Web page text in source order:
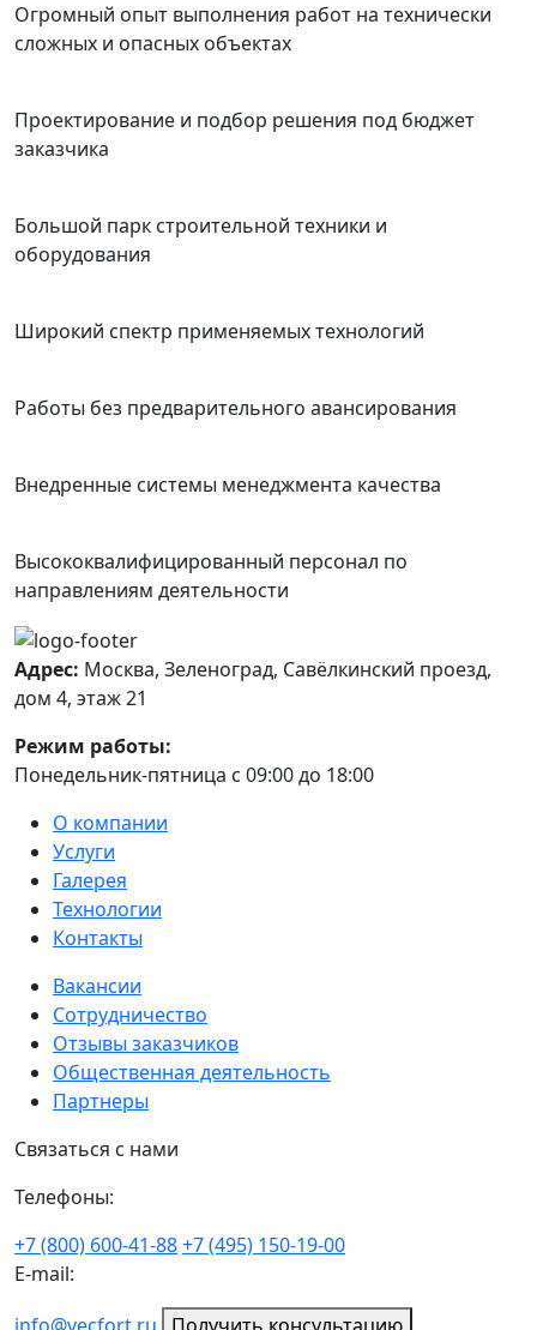
Огромный опыт выполнения работ на технически
сложных и опасных объектах
Проектирование и подбор решения под бюджет
заказчика
Большой парк строительной техники и
оборудования
Широкий спектр применяемых технологий
Работы без предварительного авансирования
Внедренные системы менеджмента качества
Высококвалифицированный персонал по
направлениям деятельности
Адрес: Москва, Зеленоград, Савёлкинский проезд,
дом 4, этаж 21
Режим работы:
Понедельник-пятница с 09:00 до 18:00
О компании
Услуги
Галерея
Технологии
Контакты
Вакансии
Сотрудничество
Отзывы заказчиков
Общественная деятельность
Партнеры
Связаться с нами
Телефоны:
+7 (800) 600-41-88+7 (495) 150-19-00
E-mail: